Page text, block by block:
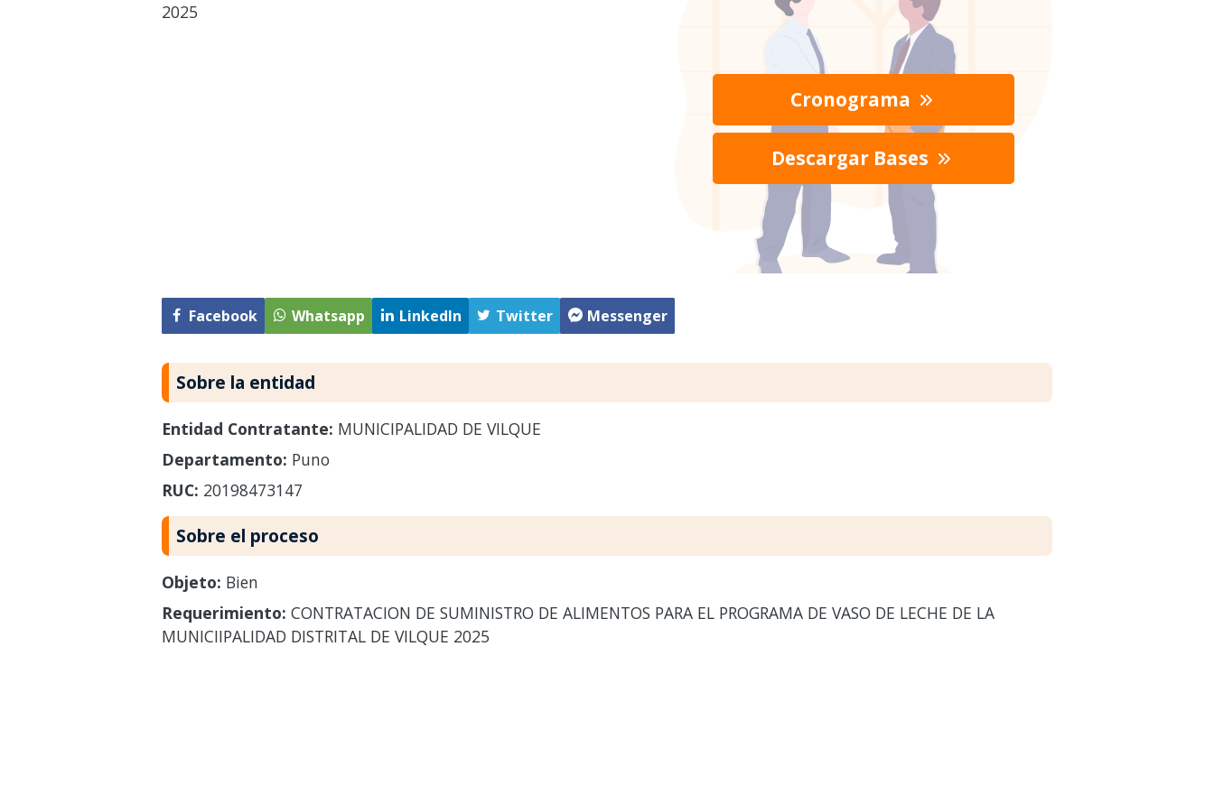
2025
Facebook Whatsapp LinkedIn Twitter Messenger
Cronograma
Descargar Bases
Sobre la entidad
Entidad Contratante: MUNICIPALIDAD DE VILQUE
Departamento: Puno
RUC: 20198473147
Sobre el proceso
Objeto: Bien
Requerimiento: CONTRATACION DE SUMINISTRO DE ALIMENTOS PARA EL PROGRAMA DE VASO DE LECHE DE LA
MUNICIIPALIDAD DISTRITAL DE VILQUE 2025